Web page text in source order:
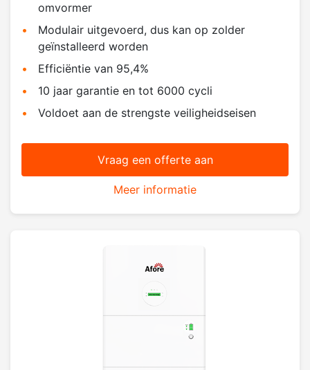
omvormer
Modulair uitgevoerd, dus kan op zolder
geïnstalleerd worden
Efficiëntie van 95,4%
10 jaar garantie en tot 6000 cycli
Voldoet aan de strengste veiligheidseisen
Vraag een offerte aan
Meer informatie